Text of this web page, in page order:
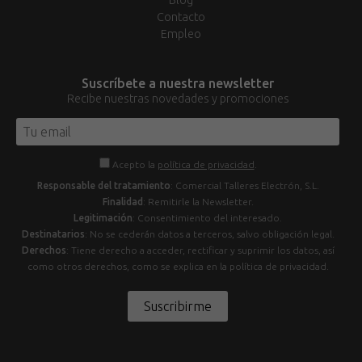
Contacto
Empleo
Suscríbete a nuestra newsletter
Recibe nuestras novedades y promociones
Acepto la política de privacidad
Responsable del tratamiento: Comercial Talleres Electrón, S.L.
Finalidad : Remitirle la Newsletter.
Legitimación: Consentimiento del interesado.
Destinatarios: No se cederán datos a terceros, salvo obligación legal.
Derechos: Tiene derecho a acceder, rectificar y suprimir los datos, así
como otros derechos, como se explica en la política de privacidad.
Suscribirme